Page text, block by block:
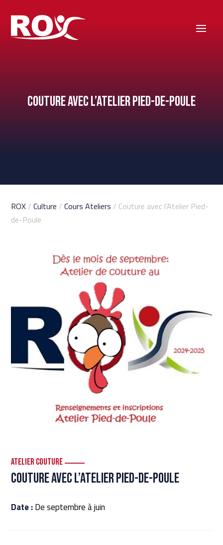
Couture avec l’Atelier Pied-de-Poule
ROX /Culture /Cours Ateliers / Couture avec l’Atelier Pied-
de-Poule
Atelier Couture
Couture avec l’Atelier Pied-de-Poule
Date :De septembre à juin